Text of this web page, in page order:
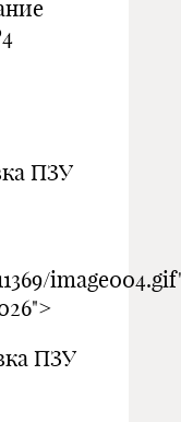
ПЗУ
ПЗУ